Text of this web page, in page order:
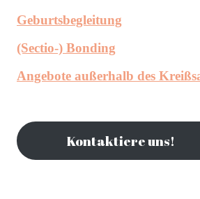
Geburtsbegleitung
(Sectio-) Bonding
Angebote außerhalb des
Kontaktiere uns!